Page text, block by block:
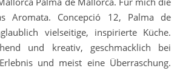
Aromata. Concepció 12, Palma de
vielseitige, inspirierte Küche.
und kreativ, geschmacklich bei
und meist eine Überraschung.